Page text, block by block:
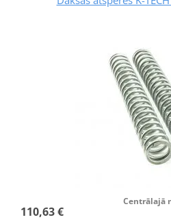
110,63 €
Centrālajā